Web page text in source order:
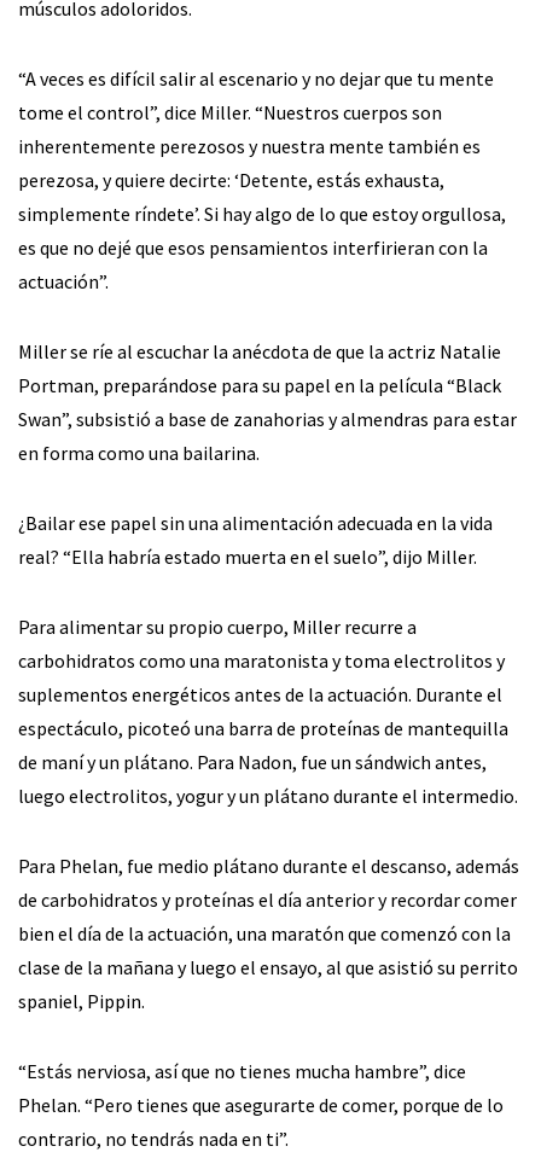
músculos adoloridos.
“A veces es difícil salir al escenario y no dejar que tu mente
tome el control”, dice Miller. “Nuestros cuerpos son
inherentemente perezosos y nuestra mente también es
perezosa, y quiere decirte: ‘Detente, estás exhausta,
simplemente ríndete’. Si hay algo de lo que estoy orgullosa,
es que no dejé que esos pensamientos interfirieran con la
actuación”.
Miller se ríe al escuchar la anécdota de que la actriz Natalie
Portman, preparándose para su papel en la película “Black
Swan”, subsistió a base de zanahorias y almendras para estar
en forma como una bailarina.
¿Bailar ese papel sin una alimentación adecuada en la vida
real? “Ella habría estado muerta en el suelo”, dijo Miller.
Para alimentar su propio cuerpo, Miller recurre a
carbohidratos como una maratonista y toma electrolitos y
suplementos energéticos antes de la actuación. Durante el
espectáculo, picoteó una barra de proteínas de mantequilla
de maní y un plátano. Para Nadon, fue un sándwich antes,
luego electrolitos, yogur y un plátano durante el intermedio.
Para Phelan, fue medio plátano durante el descanso, además
de carbohidratos y proteínas el día anterior y recordar comer
bien el día de la actuación, una maratón que comenzó con la
clase de la mañana y luego el ensayo, al que asistió su perrito
spaniel, Pippin.
“Estás nerviosa, así que no tienes mucha hambre”, dice
Phelan. “Pero tienes que asegurarte de comer, porque de lo
contrario, no tendrás nada en ti”.